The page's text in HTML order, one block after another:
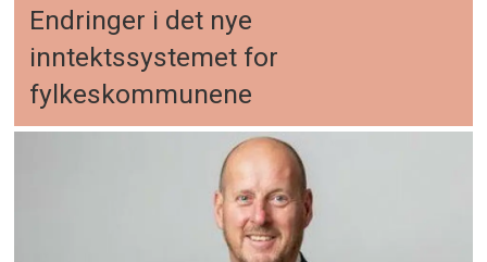
Endringer i det nye
inntektssystemet for
fylkeskommunene